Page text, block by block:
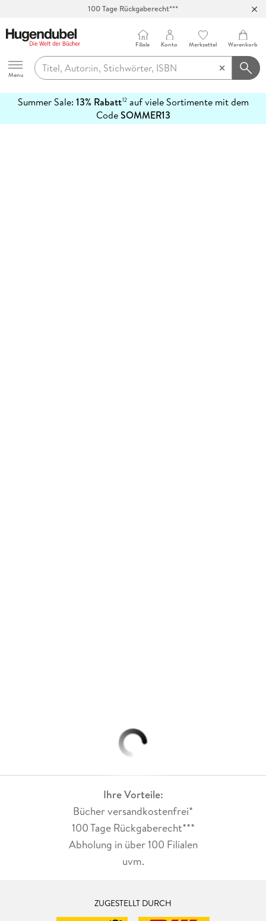
100 Tage Rückgaberecht***
Hugendubel
Menu
Filiale Konto Merkzettel Warenkorb
Summer Sale: 13% Rabatt12auf viele Sortimente mit dem
CodeSOMMER13
erfahren
Ihre Vorteile:
Bücher versandkostenfrei*
100 Tage Rückgaberecht***
Abholung in über 100 Filialen
uvm.
ZUGESTELLT DURCH